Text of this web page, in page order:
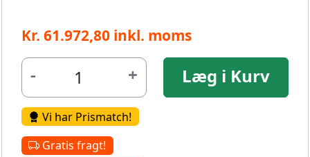
Kr. 61.972,80 inkl. moms
- + Læg i Kurv
Vi har Prismatch!
Gratis fragt!